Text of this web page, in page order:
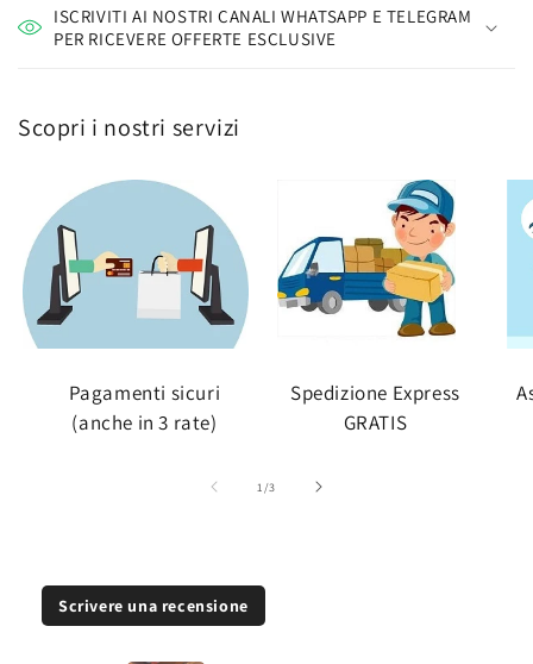
ISCRIVITI AI NOSTRI CANALI WHATSAPP E TELEGRAM
PER RICEVERE OFFERTE ESCLUSIVE
Scopri i nostri servizi
Pagamenti sicuri
(anche in 3 rate)
Spedizione Express
GRATIS
1/su
3
Scrivere una recensione